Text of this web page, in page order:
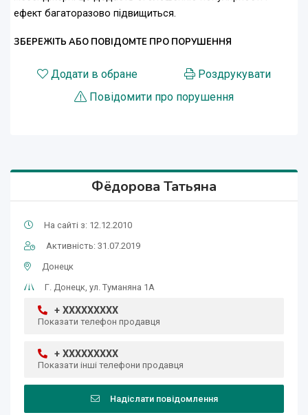
ефект багаторазово підвищиться.
ЗБЕРЕЖІТЬ АБО ПОВІДОМТЕ ПРО ПОРУШЕННЯ
Додати в обране
Роздрукувати
Повідомити про порушення
Фёдорова Татьяна
На сайті з: 12.12.2010
Активність: 31.07.2019
Донецк
Г. Донецк, ул. Туманяна 1А
+ XXXXXXXXX
Показати телефон продавця
+ XXXXXXXXX
Показати інші телефони продавця
Надіслати повідомлення